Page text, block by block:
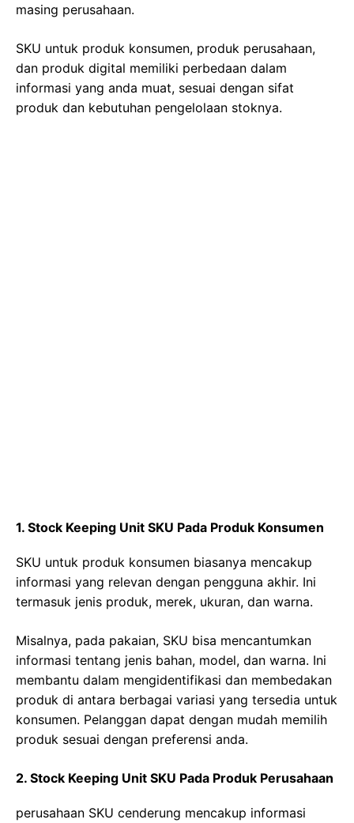
masing perusahaan.
SKU untuk produk konsumen, produk perusahaan,
dan produk digital memiliki perbedaan dalam
informasi yang anda muat, sesuai dengan sifat
produk dan kebutuhan pengelolaan stoknya.
1. Stock Keeping Unit SKU Pada Produk Konsumen
SKU untuk produk konsumen biasanya mencakup
informasi yang relevan dengan pengguna akhir. Ini
termasuk jenis produk, merek, ukuran, dan warna.
Misalnya, pada pakaian, SKU bisa mencantumkan
informasi tentang jenis bahan, model, dan warna. Ini
membantu dalam mengidentifikasi dan membedakan
produk di antara berbagai variasi yang tersedia untuk
konsumen. Pelanggan dapat dengan mudah memilih
produk sesuai dengan preferensi anda.
2. Stock Keeping Unit SKU Pada Produk Perusahaan
perusahaan SKU cenderung mencakup informasi